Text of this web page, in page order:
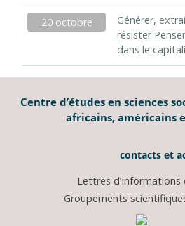
20 octobre
Générer,
résister
dans le
Centre d’études en sciences
africains, américains
contacts et
Lettres d’Informations
Groupements